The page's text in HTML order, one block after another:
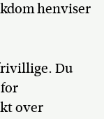
henviser
Du
over